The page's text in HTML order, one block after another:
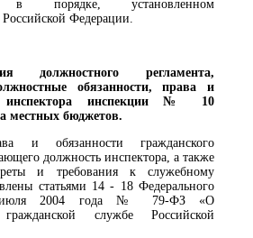
в порядке, установленном
Российской Федерации.
должностного регламента,
обязанности, права и
инспектора инспекции № 10
местных бюджетов.
и обязанности гражданского
должность инспектора, а также
и требования к служебному
статьями 14 - 18 Федерального
июля 2004 года № 79-ФЗ «О
гражданской службе Российской